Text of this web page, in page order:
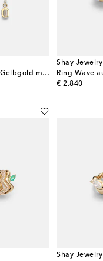
Ohrringe aus 18kt Gelbgold mit Diamanten
Shay Jewelry
€ 2.840
original price
Shay Jewelry